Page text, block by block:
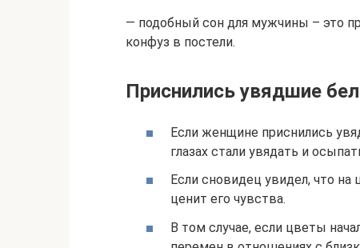
— подобный сон для мужчины – это
конфуз в постели.
Приснились увядшие
Если женщине приснились
глазах стали увядать и
Если сновидец увидел, что
ценит его чувства.
В том случае, если цветы